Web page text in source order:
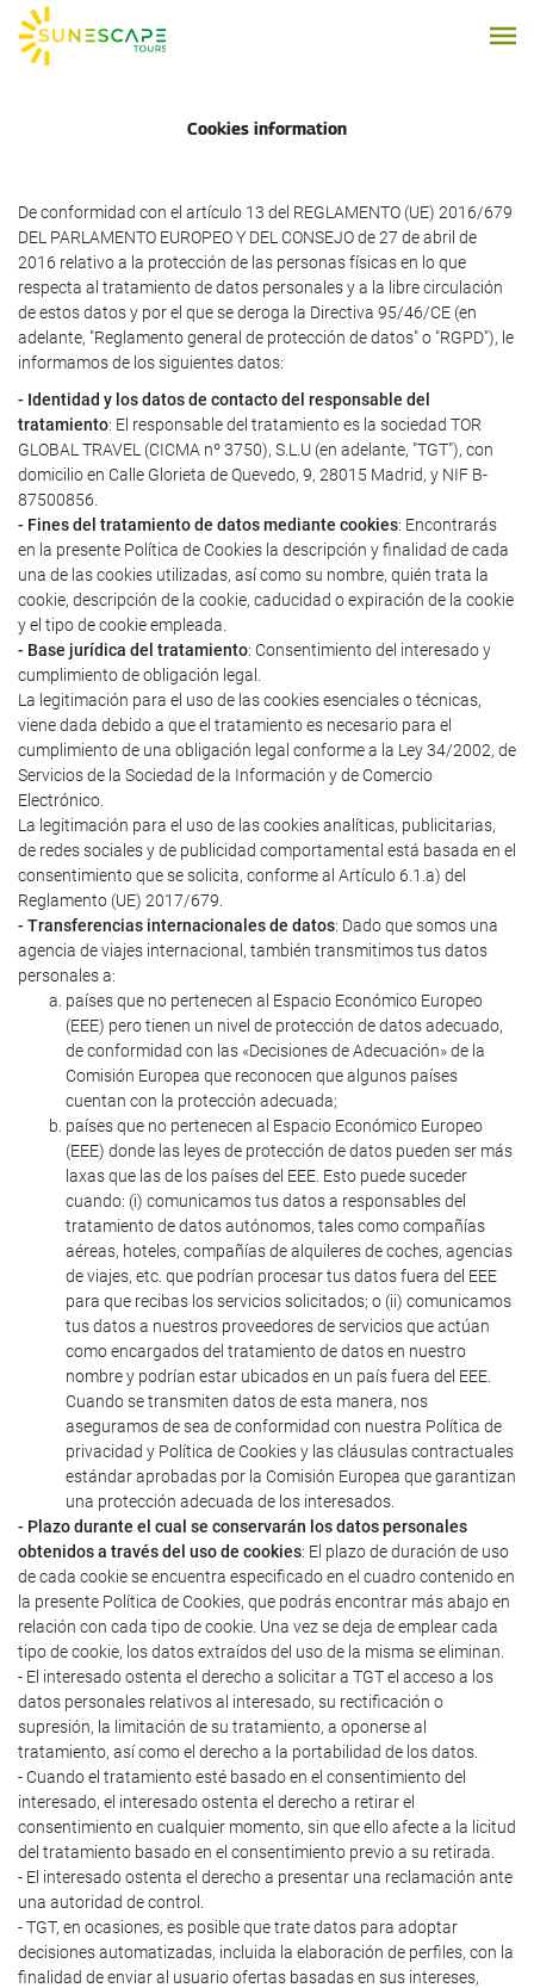
Cookies information
De conformidad con el artículo 13 del REGLAMENTO (UE) 2016/679
DEL PARLAMENTO EUROPEO Y DEL CONSEJO de 27 de abril de
2016 relativo a la protección de las personas físicas en lo que
respecta al tratamiento de datos personales y a la libre circulación
de estos datos y por el que se deroga la Directiva 95/46/CE (en
adelante, "Reglamento general de protección de datos" o "RGPD"), le
informamos de los siguientes datos:
- Identidad y los datos de contacto del responsable del
tratamiento: El responsable del tratamiento es la sociedad TOR
GLOBAL TRAVEL (CICMA nº 3750), S.L.U (en adelante, "TGT"), con
domicilio en Calle Glorieta de Quevedo, 9, 28015 Madrid, y NIF B-
87500856.
- Fines del tratamiento de datos mediante cookies: Encontrarás
en la presente Política de Cookies la descripción y finalidad de cada
una de las cookies utilizadas, así como su nombre, quién trata la
cookie, descripción de la cookie, caducidad o expiración de la cookie
y el tipo de cookie empleada.
- Base jurídica del tratamiento: Consentimiento del interesado y
cumplimiento de obligación legal.
La legitimación para el uso de las cookies esenciales o técnicas,
viene dada debido a que el tratamiento es necesario para el
cumplimiento de una obligación legal conforme a la Ley 34/2002, de
Servicios de la Sociedad de la Información y de Comercio
Electrónico.
La legitimación para el uso de las cookies analíticas, publicitarias,
de redes sociales y de publicidad comportamental está basada en el
consentimiento que se solicita, conforme al Artículo 6.1.a) del
Reglamento (UE) 2017/679.
- Transferencias internacionales de datos: Dado que somos una
agencia de viajes internacional, también transmitimos tus datos
personales a:
países que no pertenecen al Espacio Económico Europeo
(EEE) pero tienen un nivel de protección de datos adecuado,
de conformidad con las «Decisiones de Adecuación» de la
Comisión Europea que reconocen que algunos países
cuentan con la protección adecuada;
países que no pertenecen al Espacio Económico Europeo
(EEE) donde las leyes de protección de datos pueden ser más
laxas que las de los países del EEE. Esto puede suceder
cuando: (i) comunicamos tus datos a responsables del
tratamiento de datos autónomos, tales como compañías
aéreas, hoteles, compañías de alquileres de coches, agencias
de viajes, etc. que podrían procesar tus datos fuera del EEE
para que recibas los servicios solicitados; o (ii) comunicamos
tus datos a nuestros proveedores de servicios que actúan
como encargados del tratamiento de datos en nuestro
nombre y podrían estar ubicados en un país fuera del EEE.
Cuando se transmiten datos de esta manera, nos
aseguramos de sea de conformidad con nuestra Política de
privacidad y Política de Cookies y las cláusulas contractuales
estándar aprobadas por la Comisión Europea que garantizan
una protección adecuada de los interesados.
- Plazo durante el cual se conservarán los datos personales
obtenidos a través del uso de cookies: El plazo de duración de uso
de cada cookie se encuentra especificado en el cuadro contenido en
la presente Política de Cookies, que podrás encontrar más abajo en
relación con cada tipo de cookie. Una vez se deja de emplear cada
tipo de cookie, los datos extraídos del uso de la misma se eliminan.
- El interesado ostenta el derecho a solicitar a TGT el acceso a los
datos personales relativos al interesado, su rectificación o
supresión, la limitación de su tratamiento, a oponerse al
tratamiento, así como el derecho a la portabilidad de los datos.
- Cuando el tratamiento esté basado en el consentimiento del
interesado, el interesado ostenta el derecho a retirar el
consentimiento en cualquier momento, sin que ello afecte a la licitud
del tratamiento basado en el consentimiento previo a su retirada.
- El interesado ostenta el derecho a presentar una reclamación ante
una autoridad de control.
- TGT, en ocasiones, es posible que trate datos para adoptar
decisiones automatizadas, incluida la elaboración de perfiles, con la
finalidad de enviar al usuario ofertas basadas en sus intereses,